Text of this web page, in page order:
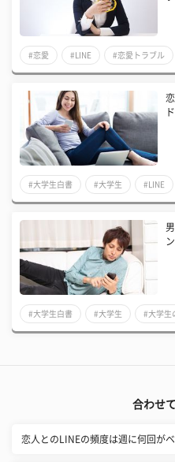
#恋愛 #LINE #恋愛トラブル
#大学生白書 #大学生 #LINE
#大学生白書 #大学生 #大学生
合わせ
恋人とのLINEの頻度は週に何回が